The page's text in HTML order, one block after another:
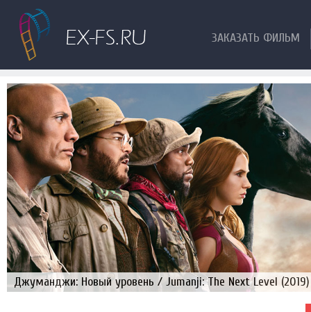
ЗАКАЗАТЬ ФИЛЬМ
Джуманджи: Новый уровень / Jumanji: The Next Level (2019)